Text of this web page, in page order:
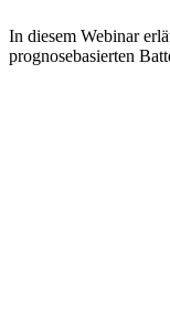
In diesem Webinar
prognosebasierten